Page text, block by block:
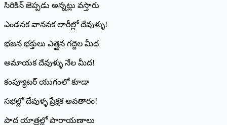
సిరికిన్‌ ‌జెప్పడు అన్నట్లు వస్తారు
ఎండనక వాననక లారీల్లో దేవుళ్ళు!
భజన భక్తులు ఎత్తైన గద్దెల మీద
అమాయక దేవుళ్ళు నేల మీద!
కంప్యూటర్‌ ‌యుగంలో కూడా
సభల్లో దేవుళ్ళ ప్రేక్షక అవతారం!
పాద యాత్రల్లో పారాయణాలు